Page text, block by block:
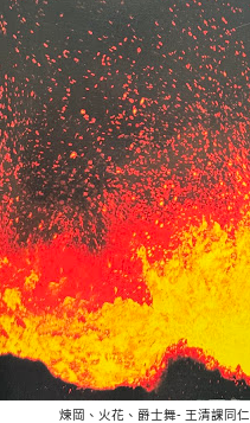
煉岡、火花、爵士舞- 王清課同